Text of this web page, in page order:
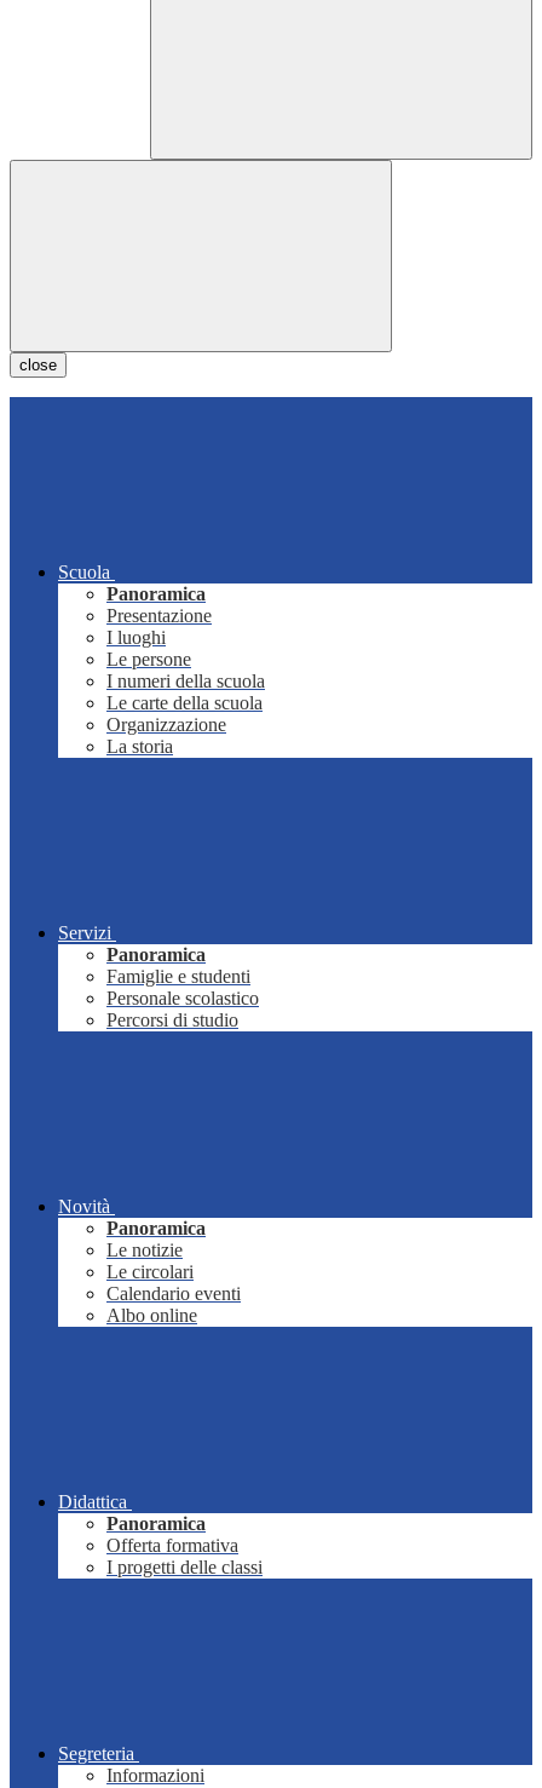
close
Scuola
Panoramica
Presentazione
I luoghi
Le persone
I numeri della scuola
Le carte della scuola
Organizzazione
La storia
Servizi
Panoramica
Famiglie e studenti
Personale scolastico
Percorsi di studio
Novità
Panoramica
Le notizie
Le circolari
Calendario eventi
Albo online
Didattica
Panoramica
Offerta formativa
I progetti delle classi
Segreteria
Informazioni